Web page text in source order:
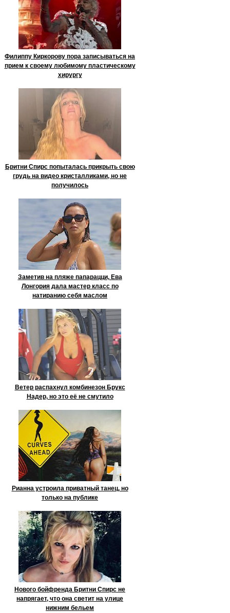
Филиппу Киркорову пора записываться на
прием к своему любимому пластическому
хирургу
Бритни Спирс попыталась прикрыть свою
грудь на видео кристалликами, но не
получилось
Заметив на пляже папарацци, Ева
Лонгория дала мастер класс по
натиранию себя маслом
Ветер распахнул комбинезон Брукс
Надер, но это её не смутило
Рианна устроила приватный танец, но
только на публике
Нового бойфренда Бритни Спирс не
напрягает, что она светит на улице
нижним бельем